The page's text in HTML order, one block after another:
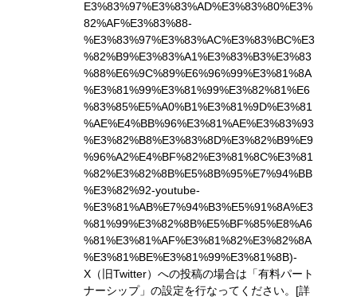
E3%83%97%E3%83%AD%E3%83%80%E3%
82%AF%E3%83%88-
%E3%83%97%E3%83%AC%E3%83%BC%E3
%82%B9%E3%83%A1%E3%83%B3%E3%83
%88%E6%9C%89%E6%96%99%E3%81%8A
%E3%81%99%E3%81%99%E3%82%81%E6
%83%85%E5%A0%B1%E3%81%9D%E3%81
%AE%E4%BB%96%E3%81%AE%E3%83%93
%E3%82%B8%E3%83%8D%E3%82%B9%E9
%96%A2%E4%BF%82%E3%81%8C%E3%81
%82%E3%82%8B%E5%8B%95%E7%94%BB
%E3%82%92-youtube-
%E3%81%AB%E7%94%B3%E5%91%8A%E3
%81%99%E3%82%8B%E5%BF%85%E8%A6
%81%E3%81%AF%E3%81%82%E3%82%8A
%E3%81%BE%E3%81%99%E3%81%8B)-
X（旧Twitter）への投稿の場合は「有料パート
ナーシップ」の設定を行なってください。 [詳